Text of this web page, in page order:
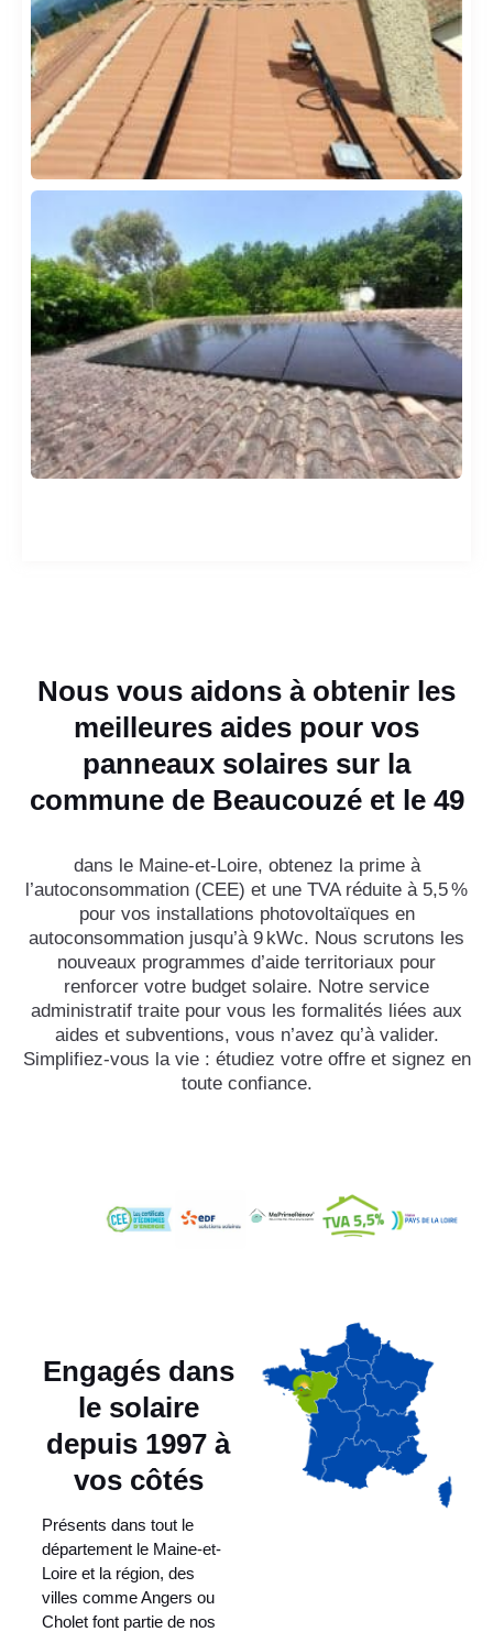
Nous vous aidons à obtenir les
meilleures aides pour vos
panneaux solaires sur la
commune de Beaucouzé et le 49
dans le Maine-et-Loire, obtenez la prime à
l’autoconsommation (CEE) et une TVA réduite à 5,5 %
pour vos installations photovoltaïques en
autoconsommation jusqu’à 9 kWc. Nous scrutons les
nouveaux programmes d’aide territoriaux pour
renforcer votre budget solaire. Notre service
administratif traite pour vous les formalités liées aux
aides et subventions, vous n’avez qu’à valider.
Simplifiez-vous la vie : étudiez votre offre et signez en
toute confiance.
Engagés dans
le solaire
depuis 1997 à
vos côtés
Présents dans tout le
département le Maine-et-
Loire et la région, des
villes comme Angers ou
Cholet font partie de nos